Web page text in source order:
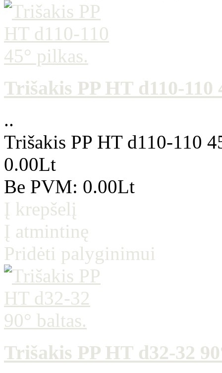
Trišakis PP HT d110-110
..
Trišakis PP HT d110-110
0.00Lt
Be PVM: 0.00Lt
Į krepšelį
Į atmintinę
Pridėti palyginimui
Trišakis PP HT d32-32